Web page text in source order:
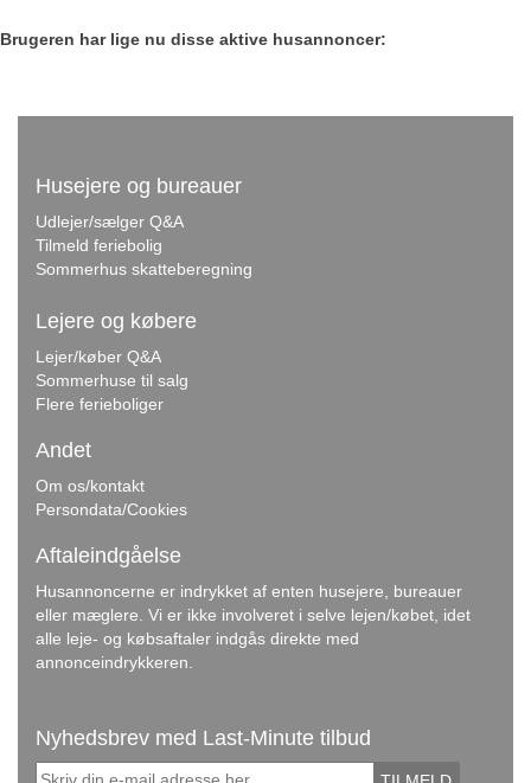
Brugeren har lige nu disse aktive husannoncer:
Husejere og bureauer
Udlejer/sælger Q&A
Tilmeld feriebolig
Sommerhus skatteberegning
Lejere og købere
Lejer/køber Q&A
Sommerhuse til salg
Flere ferieboliger
Andet
Om os/kontakt
Persondata/Cookies
Aftaleindgåelse
Husannoncerne er indrykket af enten husejere, bureauer
eller mæglere. Vi er ikke involveret i selve lejen/købet, idet
alle leje- og købsaftaler indgås direkte med
annonceindrykkeren.
Nyhedsbrev med Last-Minute tilbud